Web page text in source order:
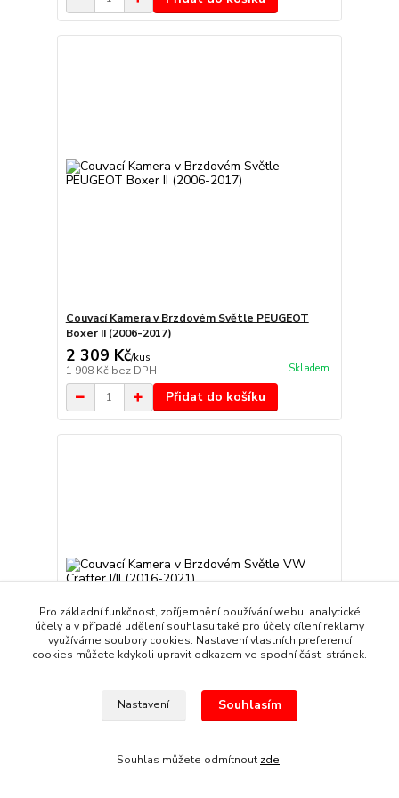
Couvací Kamera v Brzdovém Světle PEUGEOT
Boxer II (2006-2017)
2 309 Kč/kus
1 908 Kč bez DPH Skladem
Přidat do košíku
Couvací Kamera v Brzdovém Světle VW Crafter
2 429 Kč/ kus
Pro základní funkčnost, zpříjemnění používání webu, analytické
účely a v případě udělení souhlasu také pro účely cílení reklamy
využíváme soubory cookies. Nastavení vlastních preferencí
cookies můžete kdykoli upravit odkazem ve spodní části stránek.
Nastavení Souhlasím
Souhlas můžete odmítnout zde.